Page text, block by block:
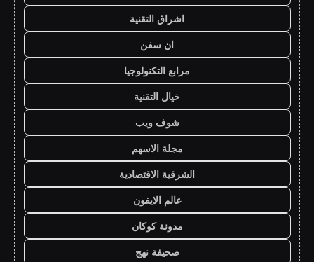
اشراق التقنية
ان سفن
مرابع التكنولوجيا
خيال التقنية
شوف ويب
مجلة الاسهم
الشرقية الاقتصادية
عالم الايفون
مدونة كوكان
صحيفة نهج